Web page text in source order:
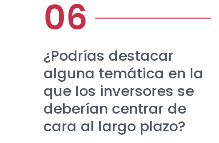
¿Podrías destacar
alguna temática en la
que los inversores se
deberían centrar de
cara al largo plazo?